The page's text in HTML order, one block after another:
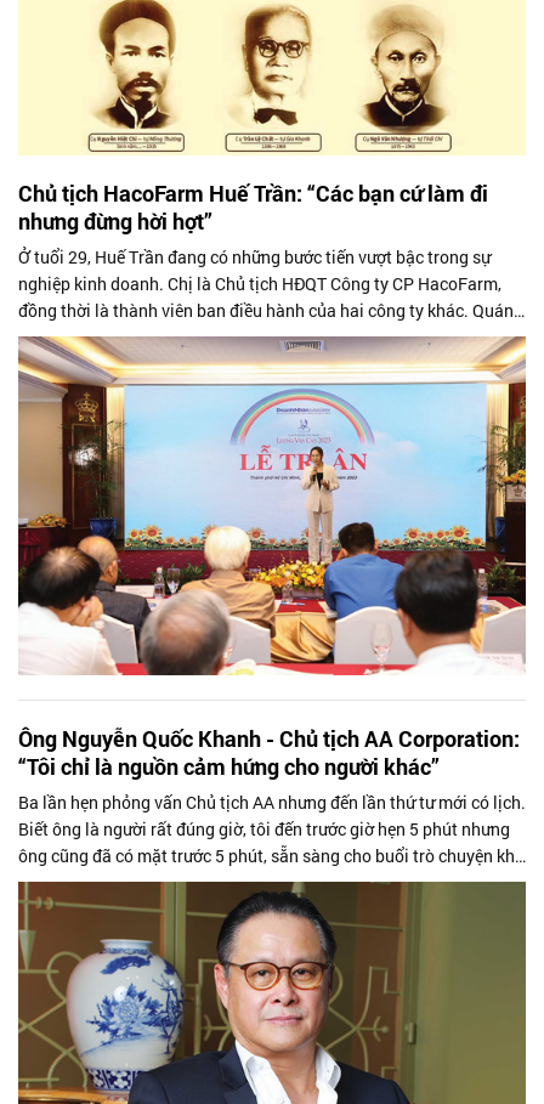
Chủ tịch HacoFarm Huế Trần: “Các bạn cứ làm đi
nhưng đừng hời hợt”
Ở tuổi 29, Huế Trần đang có những bước tiến vượt bậc trong sự
nghiệp kinh doanh. Chị là Chủ tịch HĐQT Công ty CP HacoFarm,
đồng thời là thành viên ban điều hành của hai công ty khác. Quán
quân Giải thưởng Tài năng Lương Văn Can năm 2017 đã không
phụ sự tin tưởng, kỳ vọng của các mentor, ban giám khảo ngày nào.
Ông Nguyễn Quốc Khanh - Chủ tịch AA Corporation:
“Tôi chỉ là nguồn cảm hứng cho người khác”
Ba lần hẹn phỏng vấn Chủ tịch AA nhưng đến lần thứ tư mới có lịch.
Biết ông là người rất đúng giờ, tôi đến trước giờ hẹn 5 phút nhưng
ông cũng đã có mặt trước 5 phút, sẵn sàng cho buổi trò chuyện khá
thân tình với cả trà và bánh. Ông nói: “Mình có hơn nửa tiếng
chuyện trò và tôi không muốn nói về cá nhân, chỉ nói những vấn đề
của ngành công nghiệp gỗ Việt Nam”.